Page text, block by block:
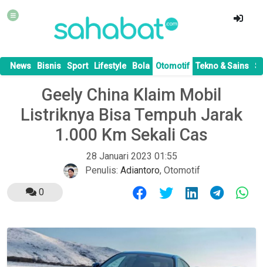
News Bisnis Sport Lifestyle Bola Otomotif Tekno & Sains
Geely China Klaim Mobil
Listriknya Bisa Tempuh Jarak
1.000 Km Sekali Cas
28 Januari 2023 01:55
Penulis: Adiantoro, Otomotif
0